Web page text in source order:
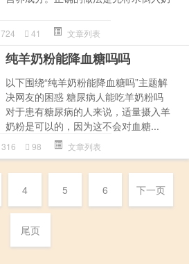
724 41 文章列表
纯羊奶粉能降血糖吗吗
以下围绕“纯羊奶粉能降血糖吗”主题解
决网友的困惑 糖尿病人能吃羊奶粉吗
对于患有糖尿病的人来说，适量摄入羊
奶粉是可以的，因为这不会对血糖...
316 98 文章列表
4 5 6 下一页
尾页